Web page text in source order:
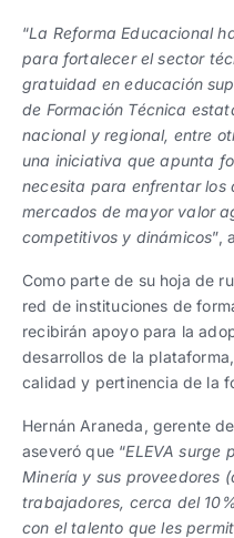
“La Reforma Educacional
para fortalecer el sector
gratuidad en educación
de Formación Técnica
nacional y regional, entre
una iniciativa que apunta
necesita para enfrentar los
mercados de mayor valor
competitivos y dinámicos”,
Como parte de su hoja de
red de instituciones de
recibirán apoyo para la
desarrollos de la
calidad y pertinencia de la
Hernán Araneda, gerente
aseveró que “ELEVA surge
Minería y sus proveedores
trabajadores, cerca del
con el talento que les